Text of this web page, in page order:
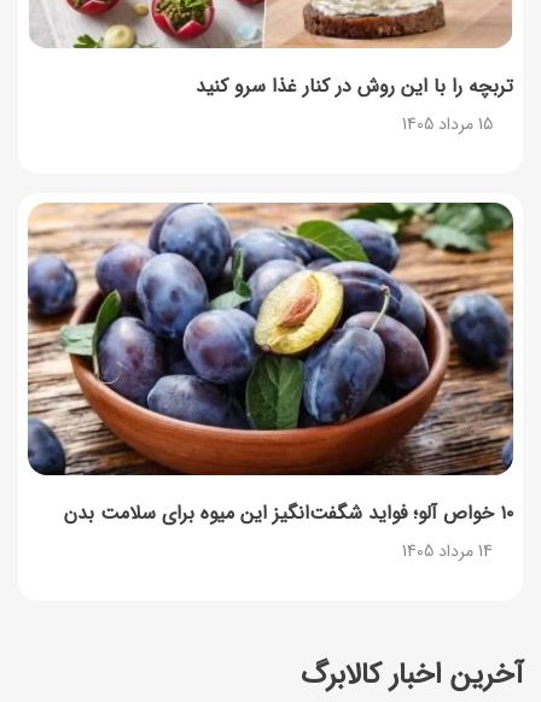
آخرین اخبار کالابرگ
تربچه را با این روش در کنار غذا سرو کنید
15 مرداد 1405
۱۰ خواص آلو؛ فواید شگفت‌انگیز این میوه برای سلامت بدن
14 مرداد 1405